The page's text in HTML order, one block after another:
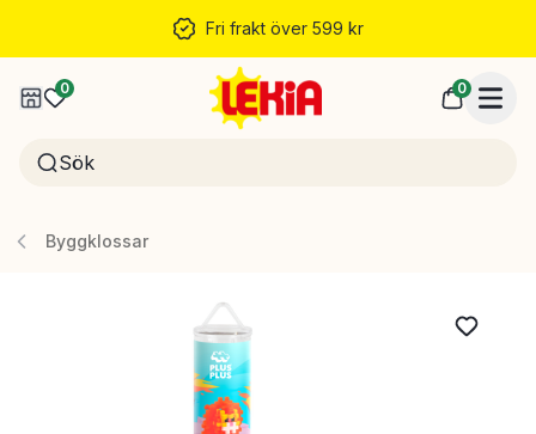
Fri frakt över 599 kr
0 0
Byggklossar